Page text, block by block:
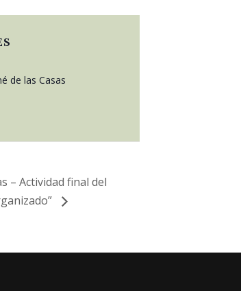
de las Casas
– Actividad final del